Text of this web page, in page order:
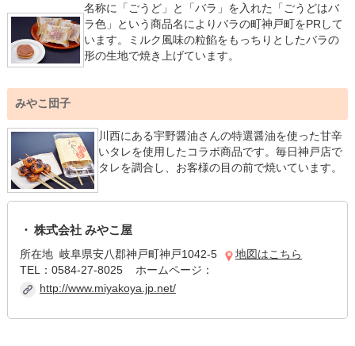
名称に「ごうど」と「バラ」を入れた「ごうどはバ
ラ色」という商品名によりバラの町神戸町をPRして
います。ミルク風味の粒餡をもっちりとしたバラの
形の生地で焼き上げています。
みやこ団子
川西にある宇野醤油さんの特選醤油を使った甘辛
いタレを使用したコラボ商品です。毎日神戸店で
タレを調合し、お客様の目の前で焼いています。
株式会社 みやこ屋
所在地 岐阜県安八郡神戸町神戸1042-5
地図はこちら
TEL：0584-27-8025 ホームページ：
http://www.miyakoya.jp.net/